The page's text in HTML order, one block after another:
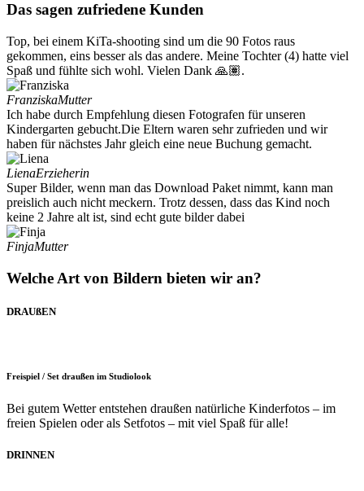
Das sagen zufriedene Kunden
Top, bei einem KiTa-shooting sind um die 90 Fotos raus
gekommen, eins besser als das andere. Meine Tochter (4) hatte viel
Spaß und fühlte sich wohl. Vielen Dank 🙏🏽.
FranziskaMutter
Ich habe durch Empfehlung diesen Fotografen für unseren
Kindergarten gebucht.Die Eltern waren sehr zufrieden und wir
haben für nächstes Jahr gleich eine neue Buchung gemacht.
LienaErzieherin
Super Bilder, wenn man das Download Paket nimmt, kann man
preislich auch nicht meckern. Trotz dessen, dass das Kind noch
keine 2 Jahre alt ist, sind echt gute bilder dabei
FinjaMutter
Welche Art von Bildern bieten wir an?
DRAUßEN
Freispiel / Set draußen im Studiolook
Bei gutem Wetter entstehen draußen natürliche Kinderfotos – im
freien Spielen oder als Setfotos – mit viel Spaß für alle!
DRINNEN